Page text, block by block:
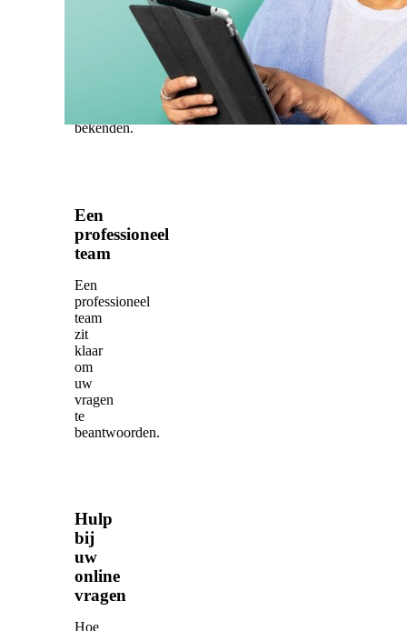
(klein)kinderen,
bekenden.
Een
professioneel
team
Een
professioneel
team
zit
klaar
om
uw
vragen
te
beantwoorden.
Hulp
bij
uw
online
vragen
Hoe